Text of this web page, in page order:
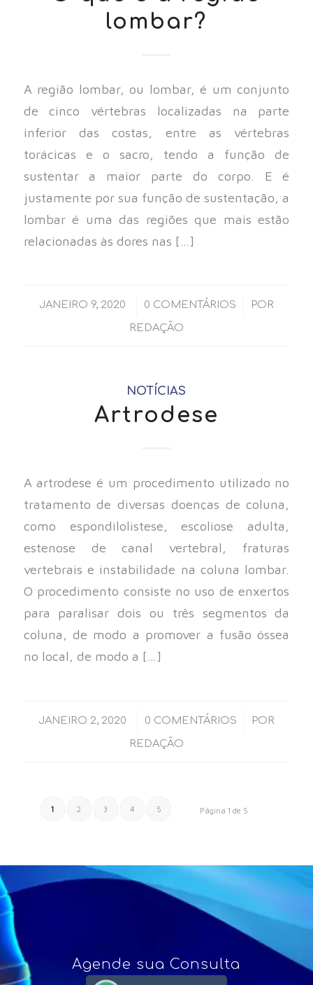
lombar?
A região lombar, ou lombar, é um conjunto
de cinco vértebras localizadas na parte
inferior das costas, entre as vértebras
torácicas e o sacro, tendo a função de
sustentar a maior parte do corpo. E é
justamente por sua função de sustentação, a
lombar é uma das regiões que mais estão
relacionadas às dores nas […]
JANEIRO 9, 2020
/ 0 COMENTÁRIOS
/ POR
REDAÇÃO
NOTÍCIAS
Artrodese
A artrodese é um procedimento utilizado no
tratamento de diversas doenças de coluna,
como espondilolistese, escoliose adulta,
estenose de canal vertebral, fraturas
vertebrais e instabilidade na coluna lombar.
O procedimento consiste no uso de enxertos
para paralisar dois ou três segmentos da
coluna, de modo a promover a fusão óssea
no local, de modo a […]
JANEIRO 2, 2020
/ 0 COMENTÁRIOS
/ POR
REDAÇÃO
Página 1 de 5
1 2 3 4 5
Agende sua Consulta